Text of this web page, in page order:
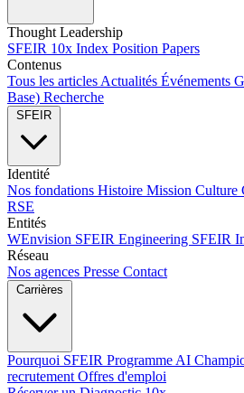
Thought Leadership
SFEIR 10x Index Position Papers
Contenus
Tous les articles Actualités Événements
Base) Recherche
SFEIR
Identité
Nos fondations Histoire Mission Culture
RSE
Entités
WEnvision SFEIR Engineering SFEIR
Réseau
Nos agences Presse Contact
Carrières
Pourquoi SFEIR Programme AI
recrutement Offres d'emploi